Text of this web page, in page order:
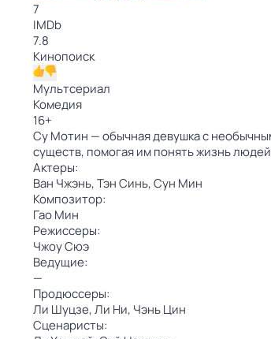
7
IMDb
7.8
Кинопоиск
Мультсериал
Комедия
16+
Су Мотин — обычная девушка с
существ, помогая им понять жизнь людей
Актеры:
Ван Чжэнь,Тэн Синь,Сун Мин
Композитор:
Гао Мин
Режиссеры:
Чжоу Сюэ
Ведущие:
—
Продюссеры:
Ли Шуцзе,Ли Ни, Чэнь Цин
Сценаристы: